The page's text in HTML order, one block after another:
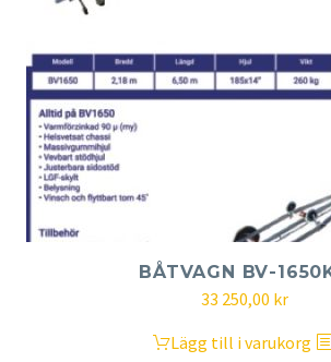
BÅTVAGN BV-
Det
priset
33 250,00 krDet
priset
Lägg till i varukorg